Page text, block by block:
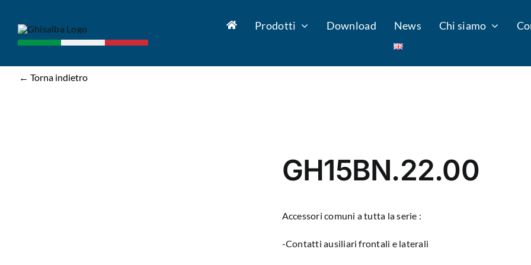
contenuto
Prodotti Download News Chi siamo
← Torna indietro
GH15BN.22.00
Accessori comuni a tutta la serie :
-Contatti ausiliari frontali e laterali